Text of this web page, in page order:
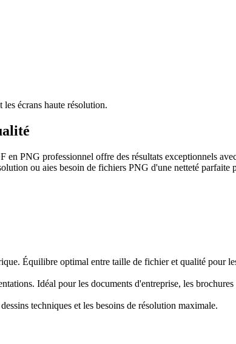
écrans haute résolution.
PNG professionnel offre des résultats exceptionnels
ou aies besoin de fichiers PNG d'une netteté
Équilibre optimal entre taille de fichier et qualité pour
Idéal pour les documents d'entreprise, les brochures
techniques et les besoins de résolution maximale.